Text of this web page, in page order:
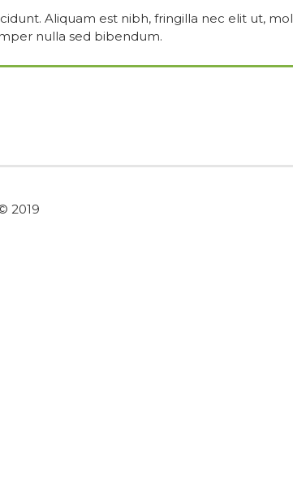
Aliquam est nibh, fringilla nec elit ut,
nulla sed bibendum.
2019